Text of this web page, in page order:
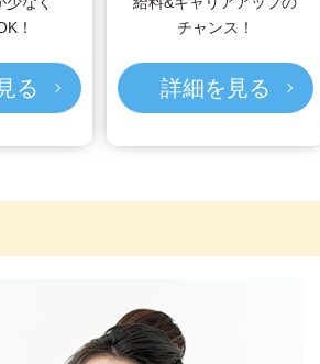
！
る
チャンス！
詳細を見る